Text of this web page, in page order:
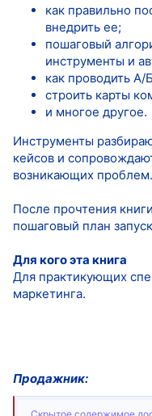
как правильно
внедрить ее;
пошаговый
инструменты и
как проводить А/
строить карты
и многое другое.
Инструменты
кейсов и
возникающих проблем.
После прочтения
пошаговый план
Для кого эта книга
Для практикующих
маркетинга.
Продажник: